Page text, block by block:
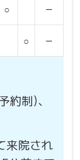
○ －
○ －
制)、
来院され